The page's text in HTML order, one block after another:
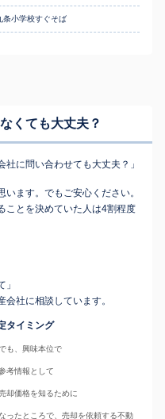
条小学校すぐそば
くても大丈夫？
社に問い合わせても大丈夫？」
ます。でもご安心ください。
ことを決めていた人は4割程度
社に相談しています。
タイミング
も、興味本位で
考情報として
却価格を知るために
ったところで、売却を依頼する不動